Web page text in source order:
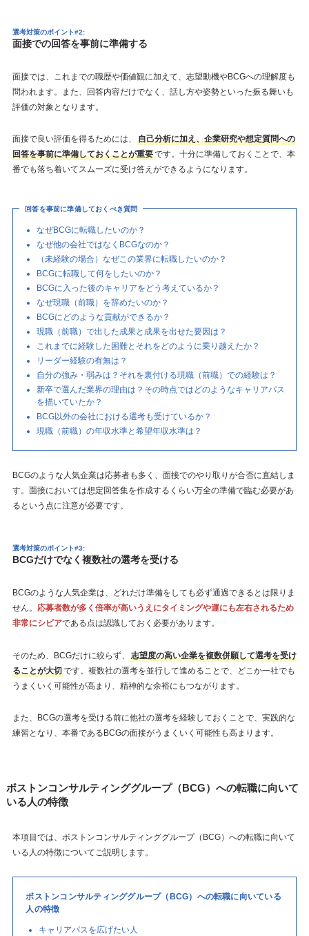
選考対策のポイント#2:
面接での回答を事前に準備する
面接では、これまでの職歴や価値観に加えて、志望動機やBCGへの理解度も
問われます。また、回答内容だけでなく、話し方や姿勢といった振る舞いも
評価の対象となります。
面接で良い評価を得るためには、
自己分析に加え、企業研究や想定質問への
回答を事前に準備しておくことが重要です。十分に準備しておくことで、本
番でも落ち着いてスムーズに受け答えができるようになります。
回答を事前に準備しておくべき質問
なぜBCGに転職したいのか？
なぜ他の会社ではなくBCGなのか？
（未経験の場合）なぜこの業界に転職したいのか？
BCGに転職して何をしたいのか？
BCGに入った後のキャリアをどう考えているか？
なぜ現職（前職）を辞めたいのか？
BCGにどのような貢献ができるか？
現職（前職）で出した成果と成果を出せた要因は？
これまでに経験した困難とそれをどのように乗り越えたか？
リーダー経験の有無は？
自分の強み・弱みは？それを裏付ける現職（前職）での経験は？
新卒で選んだ業界の理由は？その時点ではどのようなキャリアパス
を描いていたか？
BCG以外の会社における選考も受けているか？
現職（前職）の年収水準と希望年収水準は？
BCGのような人気企業は応募者も多く、面接でのやり取りが合否に直結しま
す。面接においては想定回答集を作成するくらい万全の準備で臨む必要があ
るという点に注意が必要です。
選考対策のポイント#3:
BCGだけでなく複数社の選考を受ける
BCGのような人気企業は、どれだけ準備をしても必ず通過できるとは限りま
せん。 応募者数が多く倍率が高いうえにタイミングや運にも左右されるため
非常にシビアである点は認識しておく必要があります。
そのため、BCGだけに絞らず、
志望度の高い企業を複数併願して選考を受け
ることが大切です。複数社の選考を並行して進めることで、どこか一社でも
うまくいく可能性が高まり、精神的な余裕にもつながります。
また、BCGの選考を受ける前に他社の選考を経験しておくことで、実践的な
練習となり、本番であるBCGの面接がうまくいく可能性も高まります。
ボストンコンサルティンググループ（BCG）への転職に向いて
いる人の特徴
本項目では、ボストンコンサルティンググループ（BCG）への転職に向いて
いる人の特徴についてご説明します。
ボストンコンサルティンググループ（BCG）への転職に向いている
人の特徴
キャリアパスを広げたい人